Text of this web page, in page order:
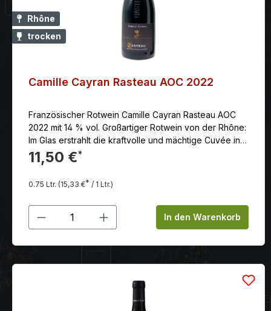
Rhône
trocken
Camille Cayran Rasteau AOC 2022
Französischer Rotwein Camille Cayran Rasteau AOC
2022 mit 14 % vol. Großartiger Rotwein von der Rhône:
Im Glas erstrahlt die kraftvolle und mächtige Cuvée in
wundervollem Karminrot. In der Nase dominieren
würzige Noten und Aromen von schwarzen Oliven, die
subtil von roter Beerenfrucht untermalt werden. Am
Gaumen wiederholen sich die würzigen Noten der
Nase. Körperreich mit präsenten, weichen Tanninen.
Ein wahres Gourmet-Erlebnis in Kombination mit
Rindersteak und Morchelsauce, Salat mit Geflügelleber
11,50 €*
0.75 Ltr. (15,33 €* / 1 Ltr.)
Produkt Anzahl: Gib denIn den Warenkorb